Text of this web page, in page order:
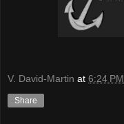
V. David-Martin at 6:24 PM
Share